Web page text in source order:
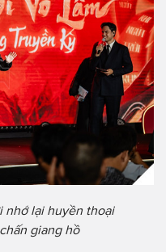
nhớ lại huyền thoại
giang hồ